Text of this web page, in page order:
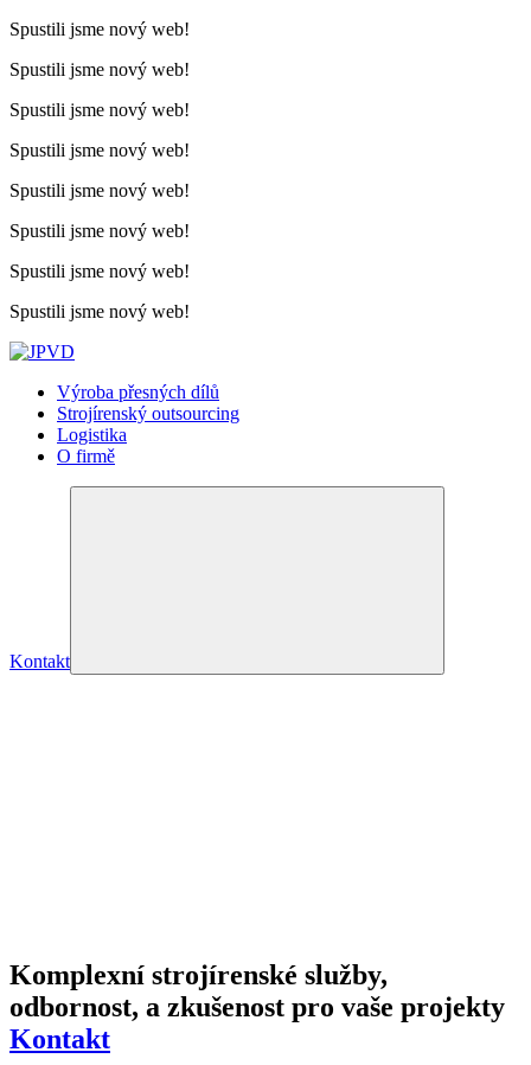
Spustili jsme nový web!
Spustili jsme nový web!
Spustili jsme nový web!
Spustili jsme nový web!
Spustili jsme nový web!
Spustili jsme nový web!
Spustili jsme nový web!
Spustili jsme nový web!
Výroba přesných dílů
Strojírenský outsourcing
Logistika
O firmě
Kontakt
Komplexní strojírenské služby,
odbornost, a zkušenost pro vaše projekty
Kontakt